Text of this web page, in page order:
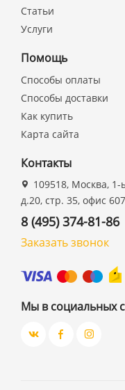
Статьи
Услуги
Помощь
Способы оплаты
Способы доставки
Как купить
Карта сайта
Контакты
109518, Москва,
д.20, стр. 35, офис 607
8 (495) 374-81-86
Заказать звонок
Мы в социальных